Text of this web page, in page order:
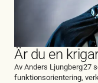
Är du en
Av Anders Ljungberg27
funktionsorientering